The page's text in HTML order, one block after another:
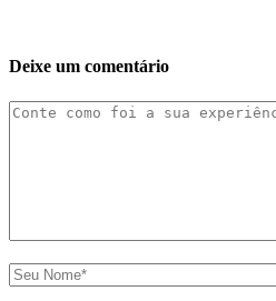
Deixe um comentário